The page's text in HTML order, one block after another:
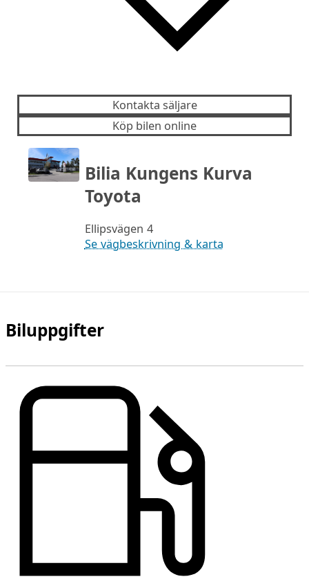
Kontakta säljare
Köp bilen online
Bilia Kungens Kurva
Toyota
Ellipsvägen 4
Se vägbeskrivning & karta
Biluppgifter